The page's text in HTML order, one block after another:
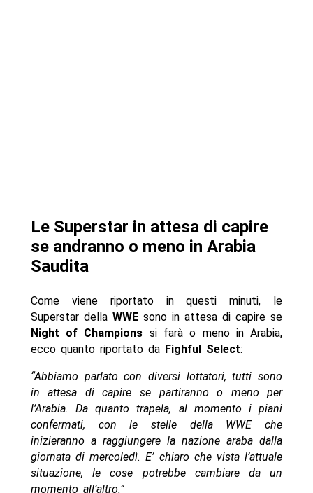
Le Superstar in attesa di capire
se andranno o meno in Arabia
Saudita
Come viene riportato in questi minuti, le
Superstar della WWEsono in attesa di capire se
Night of Champions si farà o meno in Arabia,
ecco quanto riportato daFighful Select:
“Abbiamo parlato con diversi lottatori, tutti sono
in attesa di capire se partiranno o meno per
l’Arabia. Da quanto trapela, al momento i piani
confermati, con le stelle della WWE che
inizieranno a raggiungere la nazione araba dalla
giornata di mercoledì. E’ chiaro che vista l’attuale
situazione, le cose potrebbe cambiare da un
momento all’altro.”